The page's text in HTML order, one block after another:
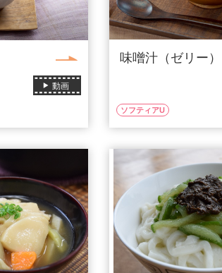
動画
味噌汁（ゼリー）
ソフティアU